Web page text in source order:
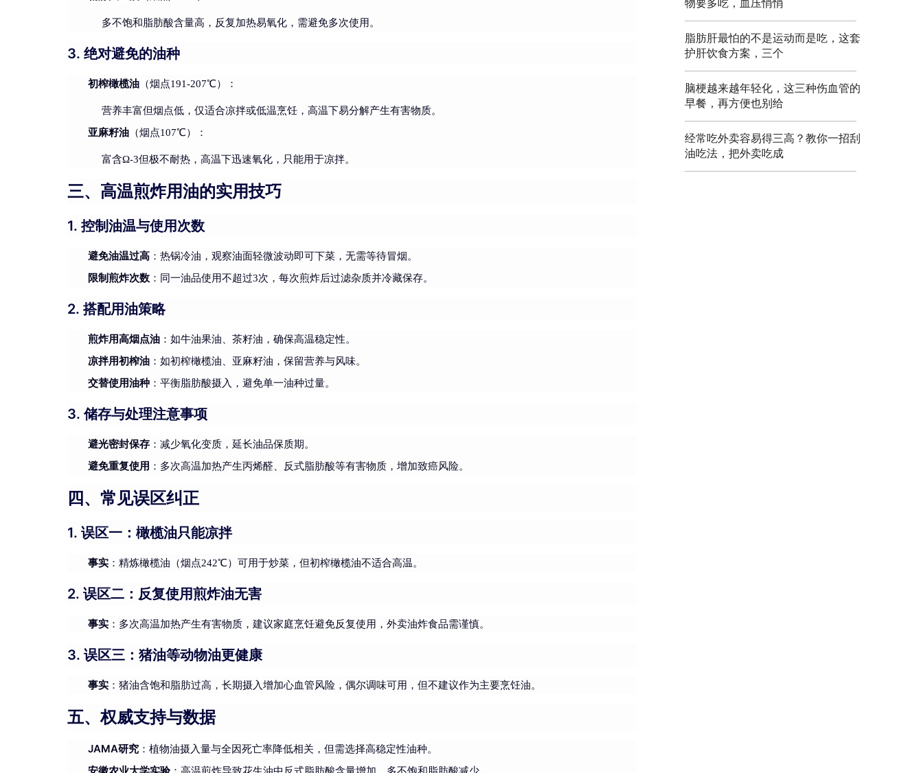
多不饱和脂肪酸含量高，反复加热易氧化，需避免多次使用。
3. 绝对避免的油种
初榨橄榄油 （烟点191-207℃）：
营养丰富但烟点低，仅适合凉拌或低温烹饪，高温下易分解产生有害物质。
亚麻籽油 （烟点107℃）：
富含Ω-3但极不耐热，高温下迅速氧化，只能用于凉拌。
三、高温煎炸用油的实用技巧
1. 控制油温与使用次数
避免油温过高 ：热锅冷油，观察油面轻微波动即可下菜，无需等待冒烟。
限制煎炸次数 ：同一油品使用不超过3次，每次煎炸后过滤杂质并冷藏保存。
2. 搭配用油策略
煎炸用高烟点油 ：如牛油果油、茶籽油，确保高温稳定性。
凉拌用初榨油 ：如初榨橄榄油、亚麻籽油，保留营养与风味。
交替使用油种 ：平衡脂肪酸摄入，避免单一油种过量。
3. 储存与处理注意事项
避光密封保存 ：减少氧化变质，延长油品保质期。
避免重复使用 ：多次高温加热产生丙烯醛、反式脂肪酸等有害物质，增加致癌风险。
四、常见误区纠正
1. 误区一：橄榄油只能凉拌
事实 ：精炼橄榄油（烟点242℃）可用于炒菜，但初榨橄榄油不适合高温。
2. 误区二：反复使用煎炸油无害
事实 ：多次高温加热产生有害物质，建议家庭烹饪避免反复使用，外卖油炸食品需谨慎。
3. 误区三：猪油等动物油更健康
事实 ：猪油含饱和脂肪过高，长期摄入增加心血管风险，偶尔调味可用，但不建议作为主要烹饪油。
五、权威支持与数据
JAMA研究 ：植物油摄入量与全因死亡率降低相关，但需选择高稳定性油种。
物要多吃，血压悄悄
脂肪肝最怕的不是运动而是吃，这套
护肝饮食方案，三个
脑梗越来越年轻化，这三种伤血管的
早餐，再方便也别给
经常吃外卖容易得三高？教你一招刮
油吃法，把外卖吃成